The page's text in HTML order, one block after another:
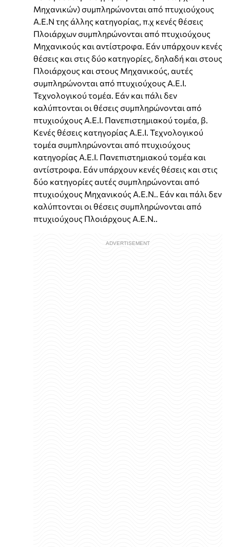
Μηχανικών) συμπληρώνονται από πτυχιούχους
Α.Ε.Ν της άλλης κατηγορίας, π.χ κενές θέσεις
Πλοιάρχων συμπληρώνονται από πτυχιούχους
Μηχανικούς και αντίστροφα. Εάν υπάρχουν κενές
θέσεις και στις δύο κατηγορίες, δηλαδή και στους
Πλοιάρχους και στους Μηχανικούς, αυτές
συμπληρώνονται από πτυχιούχους Α.Ε.Ι.
Τεχνολογικού τομέα. Εάν και πάλι δεν
καλύπτονται οι θέσεις συμπληρώνονται από
πτυχιούχους Α.Ε.Ι. Πανεπιστημιακού τομέα, β.
Κενές θέσεις κατηγορίας Α.Ε.Ι. Τεχνολογικού
τομέα συμπληρώνονται από πτυχιούχους
κατηγορίας Α.Ε.Ι. Πανεπιστημιακού τομέα και
αντίστροφα. Εάν υπάρχουν κενές θέσεις και στις
δύο κατηγορίες αυτές συμπληρώνονται από
πτυχιούχους Μηχανικούς Α.Ε.Ν.. Εάν και πάλι δεν
καλύπτονται οι θέσεις συμπληρώνονται από
πτυχιούχους Πλοιάρχους Α.Ε.Ν..